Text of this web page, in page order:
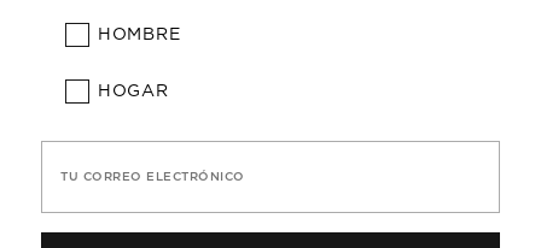
HOMBRE
HOGAR
TU CORREO ELECTRÓNICO